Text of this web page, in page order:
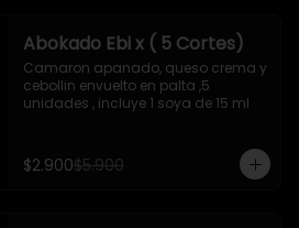
Abokado Ebi x ( 5 Cortes)
Camaron apanado, queso crema y
cebollin envuelto en palta ,5
unidades , incluye 1 soya de 15 ml
$2.900$5.900